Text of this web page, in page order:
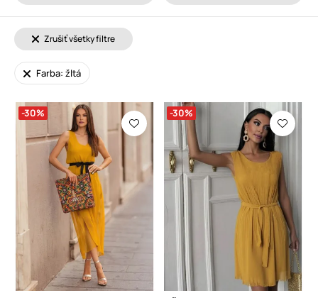
Zrušiť všetky filtre
Farba: žltá
-30% -30%